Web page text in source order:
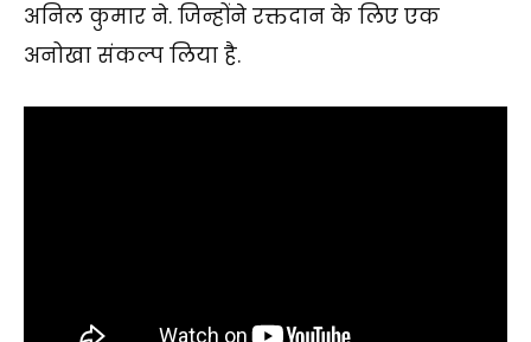
अनिल कुमार ने. जिन्होंने रक्तदान के लिए एक
अनोखा संकल्प लिया है.